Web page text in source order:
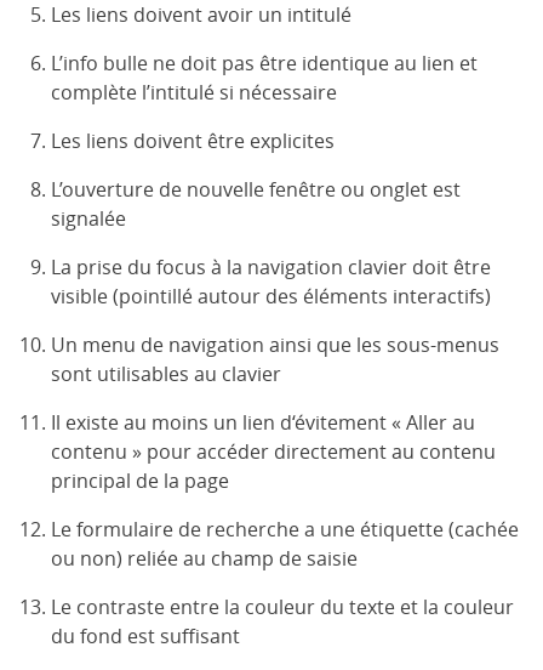
Les liens doivent avoir un intitulé
L’info bulle ne doit pas être identique au lien et
complète l’intitulé si nécessaire
Les liens doivent être explicites
L’ouverture de nouvelle fenêtre ou onglet est
signalée
La prise du focus à la navigation clavier doit être
visible (pointillé autour des éléments interactifs)
Un menu de navigation ainsi que les sous-menus
sont utilisables au clavier
Il existe au moins un lien d‘évitement « Aller au
contenu » pour accéder directement au contenu
principal de la page
Le formulaire de recherche a une étiquette (cachée
ou non) reliée au champ de saisie
Le contraste entre la couleur du texte et la couleur
du fond est suffisant